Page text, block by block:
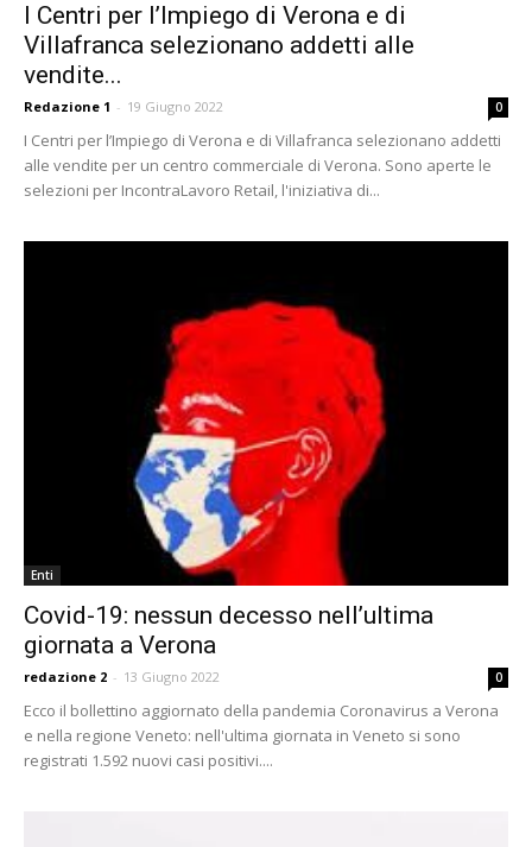
I Centri per l’Impiego di Verona e di
Villafranca selezionano addetti alle
vendite...
Redazione 1 - 19 Giugno 2022 0
I Centri per l’Impiego di Verona e di Villafranca selezionano addetti
alle vendite per un centro commerciale di Verona. Sono aperte le
selezioni per IncontraLavoro Retail, l'iniziativa di...
Enti
Covid-19: nessun decesso nell’ultima
giornata a Verona
redazione 2 - 13 Giugno 2022 0
Ecco il bollettino aggiornato della pandemia Coronavirus a Verona
e nella regione Veneto: nell'ultima giornata in Veneto si sono
registrati 1.592 nuovi casi positivi....